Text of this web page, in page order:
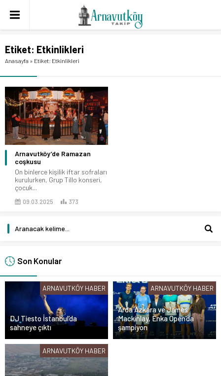
Etiket: Etkinlikleri
Anasayfa » Etiket: Etkinlikleri
Arnavutköy’de Ramazan
coşkusu
On binlerce kişilik iftar sofraları
kurulurken, Grup Tillo konseri,
çocuk...
09.03.2025 373
Son Konular
ARNAVUTKÖY HABER
DJ Tiesto İstanbul’da
sahneye çıktı
ARNAVUTKÖY HABER
Arda Azkara ve James
Mackinlay, Enka Open’da
şampiyon
ARNAVUTKÖY HABER